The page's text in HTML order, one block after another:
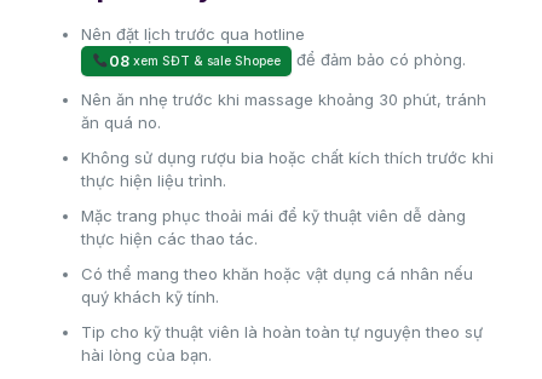
Nên đặt lịch trước qua hotline
08 xem SĐT & sale Shopee để đảm bảo có phòng.
Nên ăn nhẹ trước khi massage khoảng 30 phút, tránh
ăn quá no.
Không sử dụng rượu bia hoặc chất kích thích trước khi
thực hiện liệu trình.
Mặc trang phục thoải mái để kỹ thuật viên dễ dàng
thực hiện các thao tác.
Có thể mang theo khăn hoặc vật dụng cá nhân nếu
quý khách kỹ tính.
Tip cho kỹ thuật viên là hoàn toàn tự nguyện theo sự
hài lòng của bạn.